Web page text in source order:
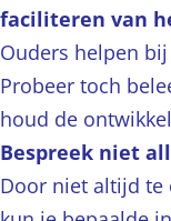
faciliteren van
Ouders helpen
Probeer toch
houd de
Bespreek niet
Door niet altijd te